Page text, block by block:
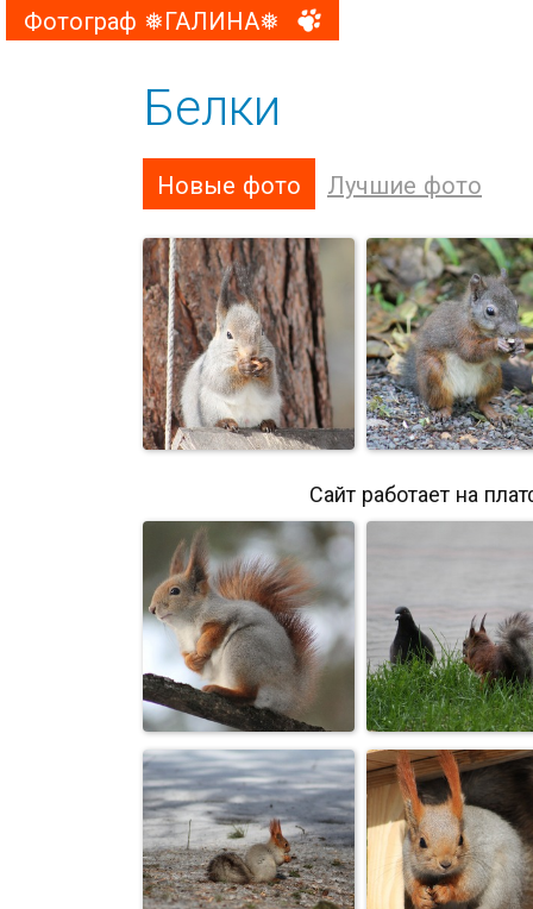
Фотограф ❅ГАЛИНА❅
Белки
Новые фото Лучшие фото
Из жизни
белочек
Из жизни
белочек
Сайт работает на